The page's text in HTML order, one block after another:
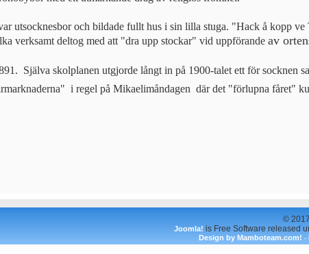
utsocknesbor och bildade fullt hus i sin lilla stuga. "Hack å kopp
verksamt deltog med att "dra upp stockar" vid uppförande av
 Själva skolplanen utgjorde långt in på 1900-talet ett för
 i regel på Mikaelimåndagen  där det "förlupna fåret"
©
Joomla! is Free Software released
Design by Mamboteam.com! -